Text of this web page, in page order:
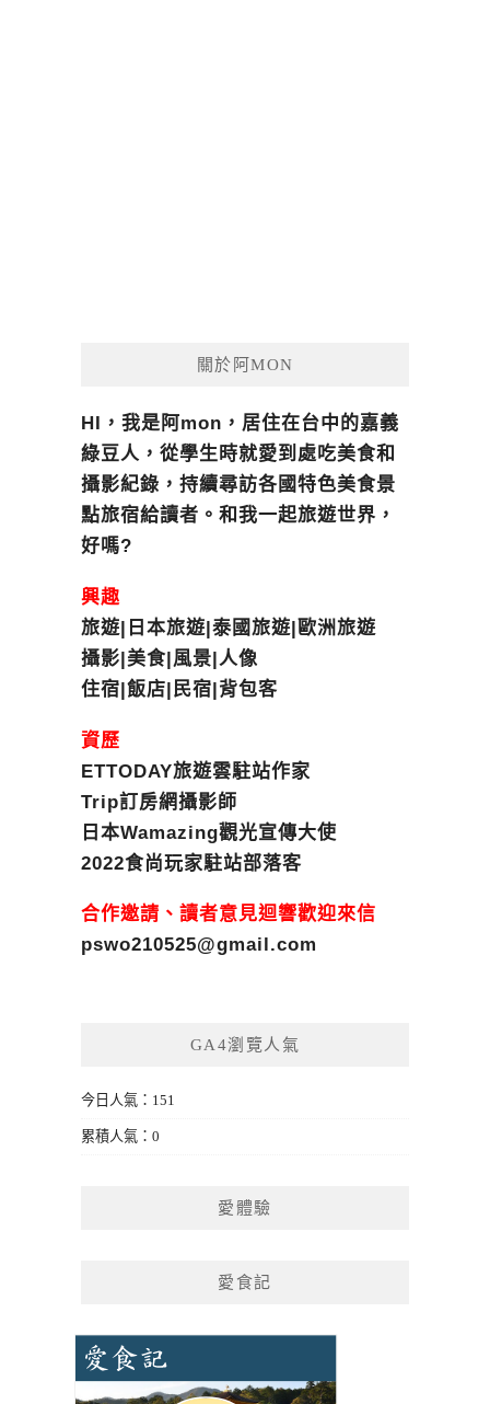
關於阿MON
HI，我是阿mon，居住在台中的嘉義
綠豆人，從學生時就愛到處吃美食和
攝影紀錄，持續尋訪各國特色美食景
點旅宿給讀者。和我一起旅遊世界，
好嗎?
興趣
旅遊|日本旅遊|泰國旅遊|歐洲旅遊
攝影|美食|風景|人像
住宿|飯店|民宿|背包客
資歷
ETTODAY旅遊雲駐站作家
Trip訂房網攝影師
日本Wamazing觀光宣傳大使
2022食尚玩家駐站部落客
合作邀請、讀者意見迴響歡迎來信
pswo210525@gmail.com
GA4瀏覽人氣
今日人氣：151
累積人氣：0
愛體驗
愛食記